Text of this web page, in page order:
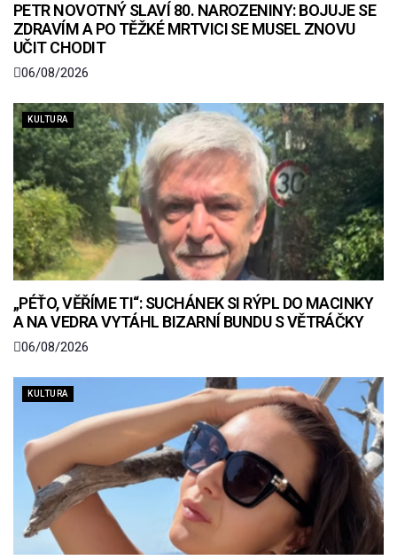
PETR NOVOTNÝ SLAVÍ 80. NAROZENINY: BOJUJE SE
ZDRAVÍM A PO TĚŽKÉ MRTVICI SE MUSEL ZNOVU
UČIT CHODIT
06/08/2026
KULTURA
„PÉŤO, VĚŘÍME TI“: SUCHÁNEK SI RÝPL DO MACINKY
A NA VEDRA VYTÁHL BIZARNÍ BUNDU S VĚTRÁČKY
06/08/2026
KULTURA